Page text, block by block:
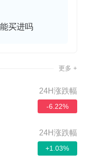
买进吗
更多 +
24H涨跌幅
-6.22%
24H涨跌幅
+1.03%